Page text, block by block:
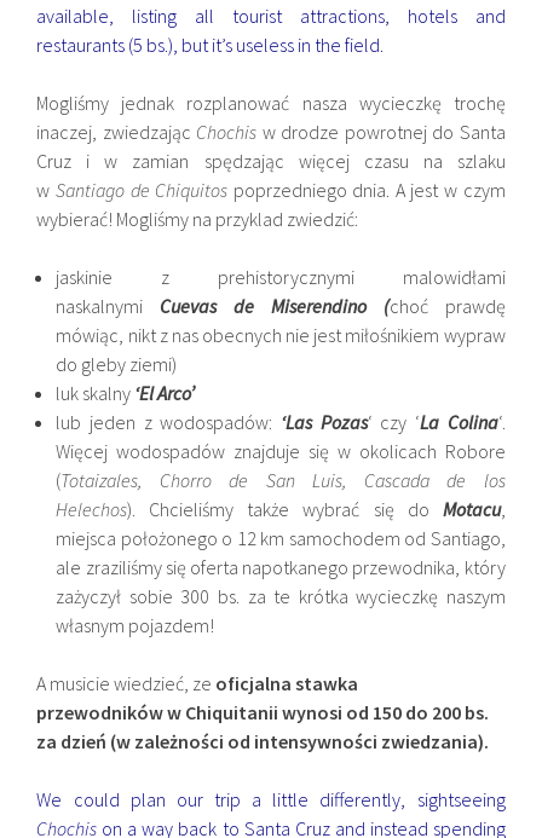
available, listing all tourist attractions, hotels and
restaurants (5 bs.), but it’s useless in the field.
Mogliśmy jednak rozplanować nasza wycieczkę trochę
inaczej, zwiedzając Chochis w drodze powrotnej do Santa
Cruz i w zamian spędzając więcej czasu na szlaku
w Santiago de Chiquitos poprzedniego dnia. A jest w czym
wybierać! Mogliśmy na przyklad zwiedzić:
jaskinie z prehistorycznymi malowidłami
naskalnymi Cuevas de Miserendino (choć prawdę
mówiąc, nikt z nas obecnych nie jest miłośnikiem wypraw
do gleby ziemi)
luk skalny ‘El Arco’
lub jeden z wodospadów: ‘Las Pozas‘ czy ‘La Colina‘.
Więcej wodospadów znajduje się w okolicach Robore
(Totaizales, Chorro de San Luis, Cascada de los
Helechos). Chcieliśmy także wybrać się do Motacu,
miejsca położonego o 12 km samochodem od Santiago,
ale zraziliśmy się oferta napotkanego przewodnika, który
zażyczył sobie 300 bs. za te krótka wycieczkę naszym
własnym pojazdem!
A musicie wiedzieć, ze oficjalna stawka
przewodników w Chiquitanii wynosi od 150 do 200 bs.
za dzień (w zależności od intensywności zwiedzania).
We could plan our trip a little differently, sightseeing
Chochis on a way back to Santa Cruz and instead spending